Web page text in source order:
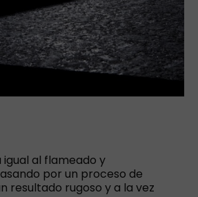
al flameado y
por un proceso de
resultado rugoso y a la vez